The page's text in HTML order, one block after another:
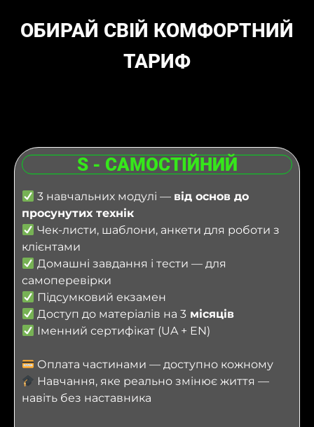
ОБИРАЙ СВІЙ КОМФОРТНИЙ
ТАРИФ
S - САМОСТІЙНИЙ
3 навчальних модулі — від основ до
просунутих технік
Чек-листи, шаблони, анкети для роботи з
клієнтами
Домашні завдання і тести — для
самоперевірки
Підсумковий екзамен
Доступ до матеріалів на 3 місяців
Іменний сертифікат (UA + EN)
Оплата частинами — доступно кожному
Навчання, яке реально змінює життя —
навіть без наставника